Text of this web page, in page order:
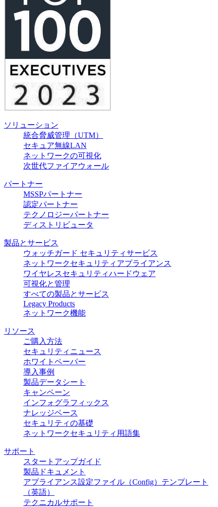
ソリューション
統合脅威管理（UTM）
セキュア無線LAN
ネットワークの可視化
次世代ファイアウォール
パートナー
MSSPパートナー
認定パートナー
テクノロジーパートナー
ディストリビュータ
製品とサービス
ウォッチガード セキュリティサービス
ネットワークセキュリティアプライアンス
ワイヤレスセキュリティハードウェア
可視化と管理
すべての製品とサービス
Legacy Products
ネットワーク機能
リソース
ご購入方法
セキュリティニュース
ホワイトペーパー
導入事例
製品データシート
キャンペーン
インフォグラフィックス
ナレッジベース
セキュリティの基礎
ネットワークセキュリティ用語集
サポート
スタートアップガイド
製品ドキュメント
アプライアンス設定ファイル（Config）テンプレート
（英語）
テクニカルサポート